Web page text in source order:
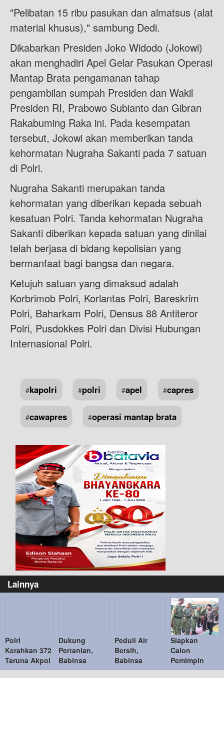
"Pelibatan 15 ribu pasukan dan almatsus (alat
material khusus)," sambung Dedi.
Dikabarkan Presiden Joko Widodo (Jokowi)
akan menghadiri Apel Gelar Pasukan Operasi
Mantap Brata pengamanan tahap
pengambilan sumpah Presiden dan Wakil
Presiden RI, Prabowo Subianto dan Gibran
Rakabuming Raka ini. Pada kesempatan
tersebut, Jokowi akan memberikan tanda
kehormatan Nugraha Sakanti pada 7 satuan
di Polri.
Nugraha Sakanti merupakan tanda
kehormatan yang diberikan kepada sebuah
kesatuan Polri. Tanda kehormatan Nugraha
Sakanti diberikan kepada satuan yang dinilai
telah berjasa di bidang kepolisian yang
bermanfaat bagi bangsa dan negara.
Ketujuh satuan yang dimaksud adalah
Korbrimob Polri, Korlantas Polri, Bareskrim
Polri, Baharkam Polri, Densus 88 Antiteror
Polri, Pusdokkes Polri dan Divisi Hubungan
Internasional Polri.
#kapolri #polri #apel #capres
#cawapres #operasi mantap brata
Lainnya
Polri
Kerahkan 372
Taruna Akpol
Dampingi
Siswa di 73
Dukung
Pertanian,
Babinsa
Koramil Paron
Pendampingan
Peduli Air
Bersih,
Babinsa
Posramil Pitu
Kawal
Siapkan
Calon
Pemimpin
Masa Depan,
Kodim